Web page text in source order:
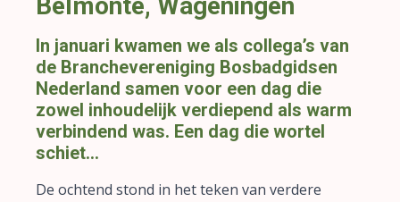
In januari kwamen we als collega’s van
de Branchevereniging Bosbadgidsen
Nederland samen voor een dag die
zowel inhoudelijk verdiepend als warm
verbindend was. Een dag die wortel
schiet...
De ochtend stond in het teken van verdere